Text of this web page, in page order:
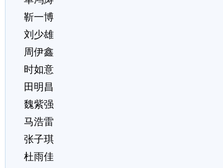
靳一博
刘少雄
周伊鑫
时如意
田明昌
魏紫强
马浩雷
张子琪
杜雨佳